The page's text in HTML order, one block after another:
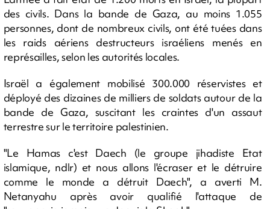
des civils. Dans la bande de Gaza, au moins 1.055
personnes, dont de nombreux civils, ont été tuées dans
les raids aériens destructeurs israéliens menés en
représailles, selon les autorités locales.
Israël a également mobilisé 300.000 réservistes et
déployé des dizaines de milliers de soldats autour de la
bande de Gaza, suscitant les craintes d'un assaut
terrestre sur le territoire palestinien.
"Le Hamas c'est Daech (le groupe jihadiste Etat
islamique, ndlr) et nous allons l'écraser et le détruire
comme le monde a détruit Daech", a averti M.
Netanyahu après avoir qualifié l'attaque de